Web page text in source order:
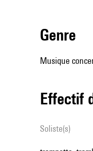
genre
Musique
effectif
Soliste(s)